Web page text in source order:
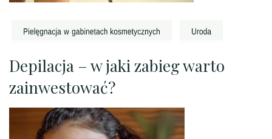
Depilacja – w jaki zabieg warto
zainwestować?